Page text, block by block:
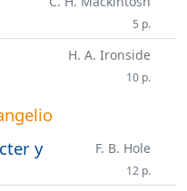
5 p.
H. A. Ironside
10 p.
y
F. B. Hole
12 p.